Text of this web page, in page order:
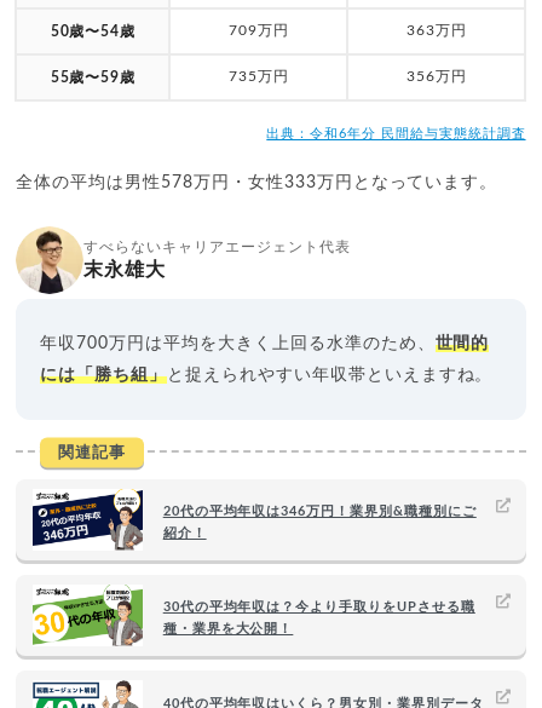
50歳〜54歳 709万円 363万円
55歳〜59歳 735万円 356万円
出典：令和6年分 民間給与実態統計調査
全体の平均は男性578万円・女性333万円となっています。
すべらないキャリアエージェント代表
末永雄大
年収700万円は平均を大きく上回る水準のため、 世間的
には「勝ち組」と捉えられやすい年収帯といえますね。
関連記事
20代の平均年収は346万円！業界別&職種別にご
紹介！
30代の平均年収は？今より手取りをUPさせる職
種・業界を大公開！
40代の平均年収はいくら？男女別・業界別データ